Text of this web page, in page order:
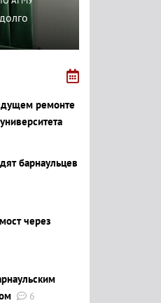
ремонте
барнаульцев
через
6